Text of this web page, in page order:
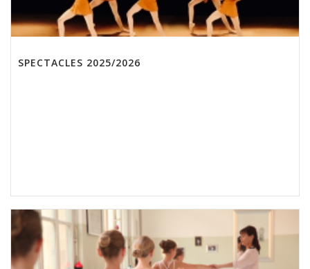
SPECTACLES 2025/2026